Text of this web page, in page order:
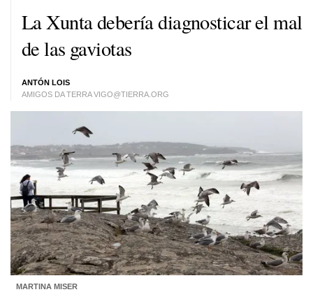
La Xunta debería diagnosticar el mal
de las gaviotas
ANTÓN LOIS
AMIGOS DA TERRA VIGO@TIERRA.ORG
MARTINA MISER